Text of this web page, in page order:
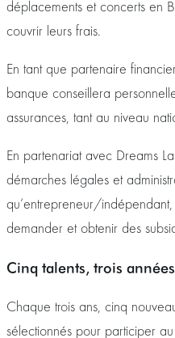
déplacements et concerts en
couvrir leurs frais.
En tant que partenaire
banque conseillera
assurances, tant au niveau
En partenariat avec Dreams
démarches légales et
qu’entrepreneur/
demander et obtenir des
Cinq talents, trois
Chaque trois ans, cinq
sélectionnés pour participer